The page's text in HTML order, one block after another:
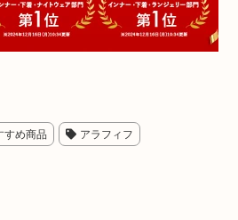
すめ商品 アラフィフ